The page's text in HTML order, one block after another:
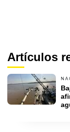
Artículos